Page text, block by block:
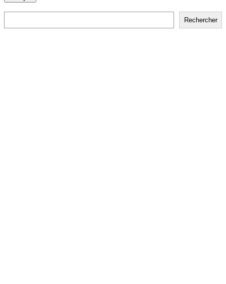
Rechercher